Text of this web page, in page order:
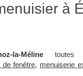
à
la-Méline toutes
de fenêtre, menuiserie